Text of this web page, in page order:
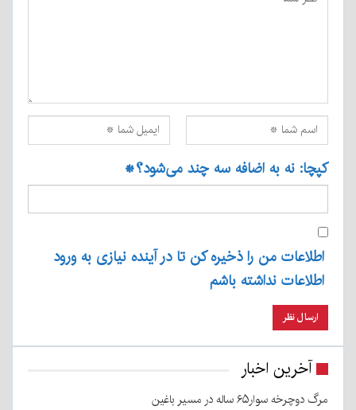
کپچا: نه به اضافه سه چند می‌شود؟*
اطلاعات من را ذخیره کن تا در آینده نیازی به ورود
اطلاعات نداشته باشم
آخرین اخبار
مرگ دوچرخه سوار۶۵ ساله در مسیر باغین